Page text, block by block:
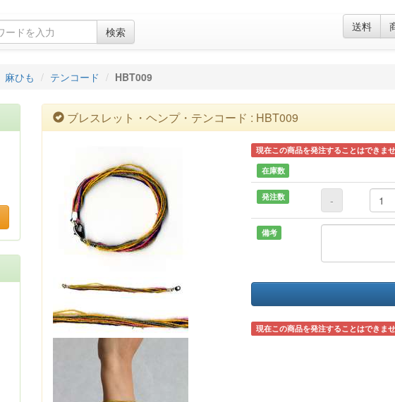
検索 送料
麻ひも テンコード HBT009
ブレスレット・ヘンプ・テンコード : HBT009
現在この商品を発注することはできま
在庫数
発注数 -
備考
現在この商品を発注することはできま